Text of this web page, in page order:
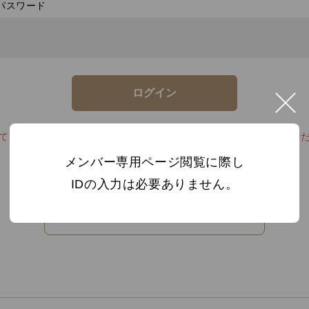
スワード
ログインする場合やログインできない方はお電話にてお問合せく
メンバー専用ページ閲覧に際し
IDの入力は必要ありません。